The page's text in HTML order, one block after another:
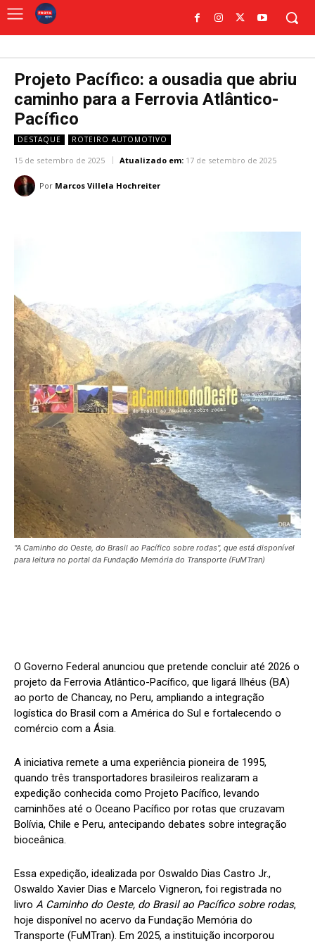
Projeto Pacífico: a ousadia que abriu
caminho para a Ferrovia Atlântico-
Pacífico
DESTAQUE ROTEIRO AUTOMOTIVO
15 de setembro de 2025 Atualizado em: 17 de setembro de 2025
Por Marcos Villela Hochreiter
"A Caminho do Oeste, do Brasil ao Pacífico sobre rodas", que está disponível
para leitura no portal da Fundação Memória do Transporte (FuMTran)
O Governo Federal anunciou que pretende concluir até 2026 o
projeto da Ferrovia Atlântico-Pacífico, que ligará Ilhéus (BA)
ao porto de Chancay, no Peru, ampliando a integração
logística do Brasil com a América do Sul e fortalecendo o
comércio com a Ásia.
A iniciativa remete a uma experiência pioneira de 1995,
quando três transportadores brasileiros realizaram a
expedição conhecida como Projeto Pacífico, levando
caminhões até o Oceano Pacífico por rotas que cruzavam
Bolívia, Chile e Peru, antecipando debates sobre integração
bioceânica.
Essa expedição, idealizada por Oswaldo Dias Castro Jr.,
Oswaldo Xavier Dias e Marcelo Vigneron, foi registrada no
livro A Caminho do Oeste, do Brasil ao Pacífico sobre rodas,
hoje disponível no acervo da Fundação Memória do
Transporte (FuMTran). Em 2025, a instituição incorporou